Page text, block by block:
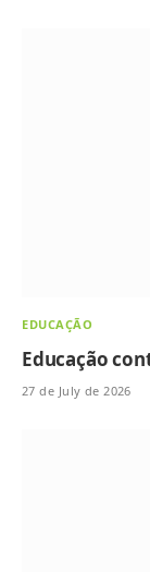
EDUCAÇÃO
Educação
27 de July de 2026